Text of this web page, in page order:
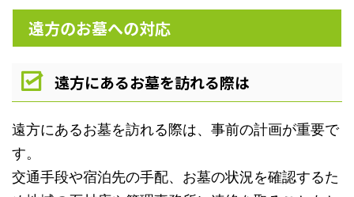
遠方のお墓への対応
遠方にあるお墓を訪れる際は
遠方にあるお墓を訪れる際は、事前の計画が重要で
す。
交通手段や宿泊先の手配、お墓の状況を確認するた